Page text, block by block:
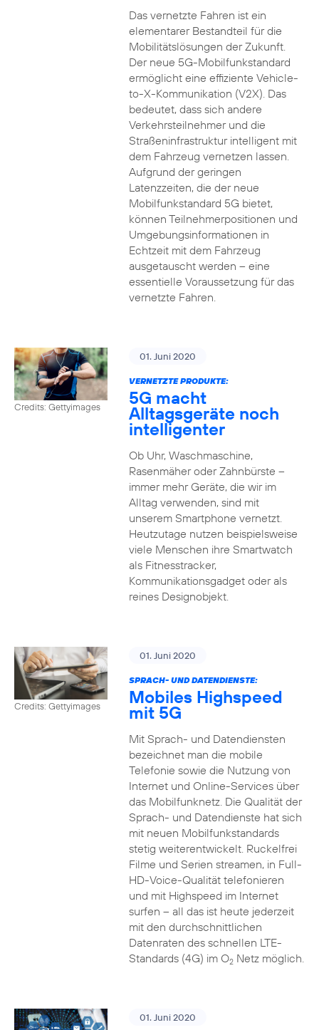
Das vernetzte Fahren ist ein
elementarer Bestandteil für die
Mobilitätslösungen der Zukunft.
Der neue 5G-Mobilfunkstandard
ermöglicht eine effiziente Vehicle-
to-X-Kommunikation (V2X). Das
bedeutet, dass sich andere
Verkehrsteilnehmer und die
Straßeninfrastruktur intelligent mit
dem Fahrzeug vernetzen lassen.
Aufgrund der geringen
Latenzzeiten, die der neue
Mobilfunkstandard 5G bietet,
können Teilnehmerpositionen und
Umgebungsinformationen in
Echtzeit mit dem Fahrzeug
ausgetauscht werden – eine
essentielle Voraussetzung für das
vernetzte Fahren.
Credits: Gettyimages
01. Juni 2020
VERNETZTE PRODUKTE:
5G macht
Alltagsgeräte noch
intelligenter
Ob Uhr, Waschmaschine,
Rasenmäher oder Zahnbürste –
immer mehr Geräte, die wir im
Alltag verwenden, sind mit
unserem Smartphone vernetzt.
Heutzutage nutzen beispielsweise
viele Menschen ihre Smartwatch
als Fitnesstracker,
Kommunikationsgadget oder als
reines Designobjekt.
Credits: Gettyimages
01. Juni 2020
SPRACH- UND DATENDIENSTE:
Mobiles Highspeed
mit 5G
Mit Sprach- und Datendiensten
bezeichnet man die mobile
Telefonie sowie die Nutzung von
Internet und Online-Services über
das Mobilfunknetz. Die Qualität der
Sprach- und Datendienste hat sich
mit neuen Mobilfunkstandards
stetig weiterentwickelt. Ruckelfrei
Filme und Serien streamen, in Full-
HD-Voice-Qualität telefonieren
und mit Highspeed im Internet
surfen – all das ist heute jederzeit
mit den durchschnittlichen
Datenraten des schnellen LTE-
Standards (4G) im O2Netz möglich.
01. Juni 2020